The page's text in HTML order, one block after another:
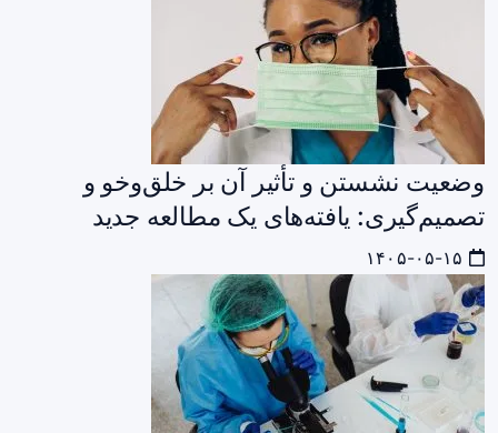
وضعیت نشستن و تأثیر آن بر خلق‌وخو و
تصمیم‌گیری: یافته‌های یک مطالعه جدید